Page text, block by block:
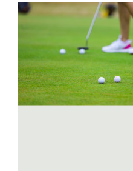
NOTICIAS
HAZTE SOCIO
OFERTAS